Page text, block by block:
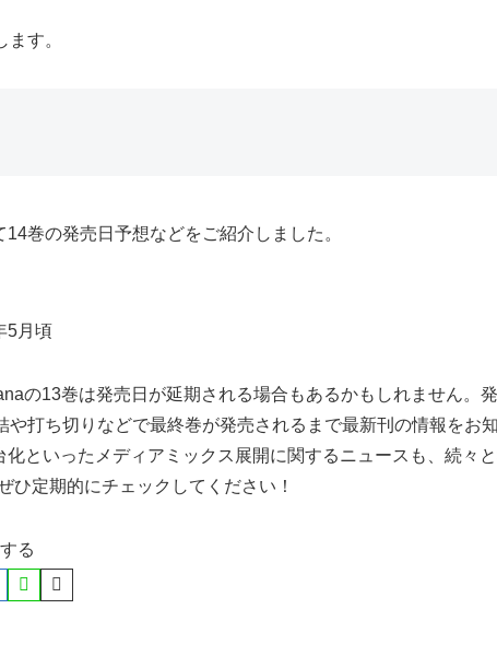
す。
巻の発売日予想などをご紹介しました。
5月頃
の13巻は発売日が延期される場合もあるかもしれません。
打ち切りなどで最終巻が発売されるまで最新刊の情報をお
といったメディアミックス展開に関するニュースも、続々
定期的にチェックしてください！
る